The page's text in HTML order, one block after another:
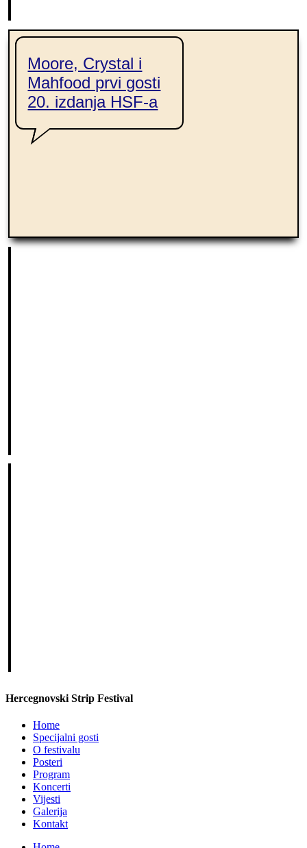
Moore, Crystal i
Mahfood prvi gosti
20. izdanja HSF-a
Hercegnovski Strip Festival
Home
Specijalni gosti
O festivalu
Posteri
Program
Koncerti
Vijesti
Galerija
Kontakt